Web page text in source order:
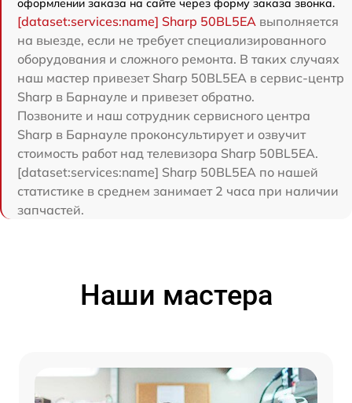
оформлении заказа на сайте через форму заказа звонка.
[dataset:services:name] Sharp 50BL5EA выполняется
на выезде, если не требует специализированного
оборудования и сложного ремонта. В таких случаях
наш мастер привезет Sharp 50BL5EA в сервис-центр
Sharp в Барнауле и привезет обратно.
Позвоните и наш сотрудник сервисного центра
Sharp в Барнауле проконсультирует и озвучит
стоимость работ над телевизора Sharp 50BL5EA.
[dataset:services:name] Sharp 50BL5EA по нашей
статистике в среднем занимает 2 часа при наличии
запчастей.
Наши мастера